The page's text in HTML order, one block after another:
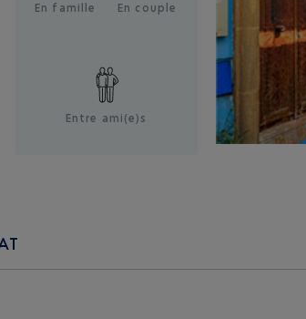
En famille En couple
Entre ami(e)s